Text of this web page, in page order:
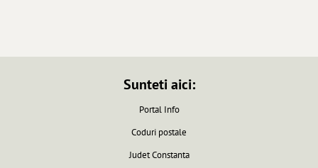
Sunteti aici:
Portal Info
Coduri postale
Judet Constanta